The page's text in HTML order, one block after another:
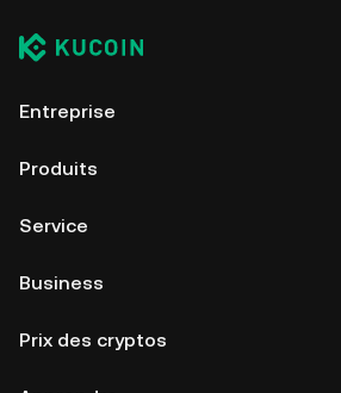
Entreprise
Produits
Service
Business
Prix des cryptos